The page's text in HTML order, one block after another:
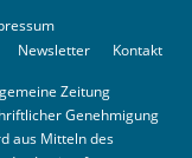
Newsletter Kontakt
Zeitung
Genehmigung
aus Mitteln des